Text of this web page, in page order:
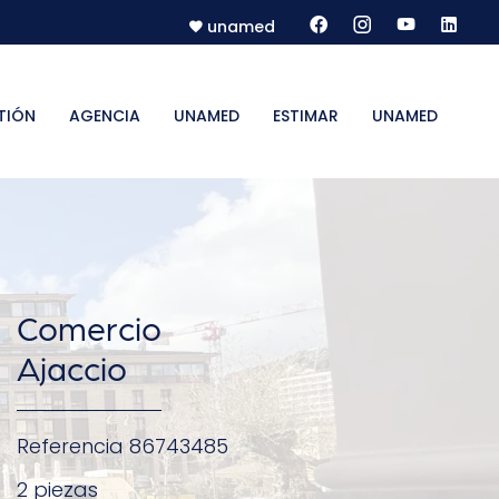
unamed
AGENCIA UNAMED ESTIMAR UNAMED
Comercio
Ajaccio
Referencia 86743485
2 piezas